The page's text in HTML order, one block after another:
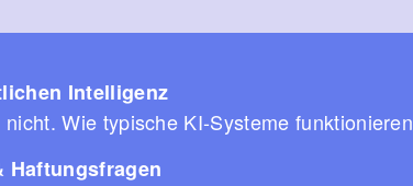
Intelligenz
Wie typische KI-Systeme
Haftungsfragen